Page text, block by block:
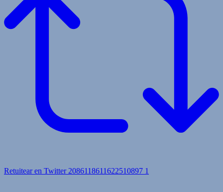
Retuitear en Twitter 2086118611622510897 1